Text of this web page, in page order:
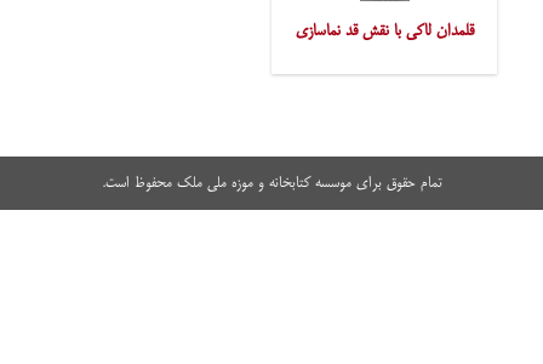
قلمدان لاکی با نقش قد نماسازی
تمام حقوق برای موسسه کتابخانه و موزه ملی ملک محفوظ است.